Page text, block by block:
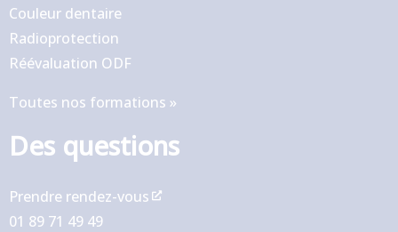
Couleur dentaire
Radioprotection
Réévaluation ODF
Toutes nos formations »
Des questions
Prendre rendez-vous
01 89 71 49 49